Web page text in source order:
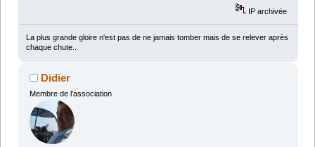
IP archivée
La plus grande gloire n'est pas de ne jamais tomber mais de se relever après
chaque chute..
Didier
Membre de l'association